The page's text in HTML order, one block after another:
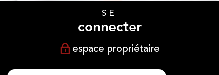
SE
connecter
espace propriétaire